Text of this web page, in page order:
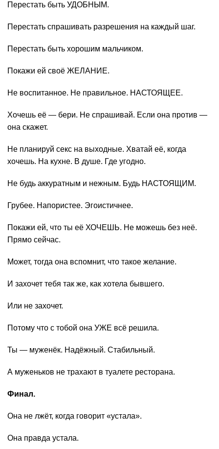
Перестать быть УДОБНЫМ.
Перестать спрашивать разрешения на каждый шаг.
Перестать быть хорошим мальчиком.
Покажи ей своё ЖЕЛАНИЕ.
Не воспитанное. Не правильное. НАСТОЯЩЕЕ.
Хочешь её — бери. Не спрашивай. Если она против —
она скажет.
Не планируй секс на выходные. Хватай её, когда
хочешь. На кухне. В душе. Где угодно.
Не будь аккуратным и нежным. Будь НАСТОЯЩИМ.
Грубее. Напористее. Эгоистичнее.
Покажи ей, что ты её ХОЧЕШЬ. Не можешь без неё.
Прямо сейчас.
Может, тогда она вспомнит, что такое желание.
И захочет тебя так же, как хотела бывшего.
Или не захочет.
Потому что с тобой она УЖЕ всё решила.
Ты — муженёк. Надёжный. Стабильный.
А муженьков не трахают в туалете ресторана.
Финал.
Она не лжёт, когда говорит «устала».
Она правда устала.